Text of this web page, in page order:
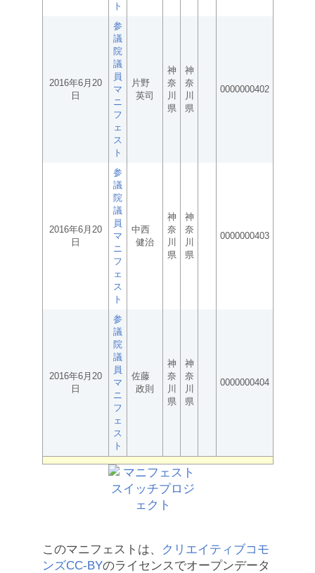
ト
2016年6月20
日
参
議
院
議
員
マ
ニ
フ
ェ
ス
ト
片野
英司
神
奈
川
県
神
奈
川
県
0000000402
2016年6月20
日
参
議
院
議
員
マ
ニ
フ
ェ
ス
ト
中西
健治
神
奈
川
県
神
奈
川
県
0000000403
2016年6月20
日
参
議
院
議
員
マ
ニ
フ
ェ
ス
ト
佐藤
政則
神
奈
川
県
神
奈
川
県
0000000404
このマニフェストは、
クリエイティブコモ
ンズCC-BYのライセンスでオープンデータ